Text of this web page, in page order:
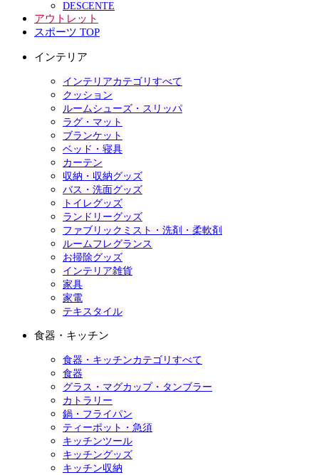
DESCENTE
アウトレット
スポーツ TOP
インテリア
インテリアカテゴリすべて
クッション
ルームシューズ・スリッパ
ラグ・マット
ブランケット
ベッド・寝具
カーテン
収納・収納グッズ
バス・洗面グッズ
トイレグッズ
ランドリーグッズ
ファブリックミスト・洗剤・柔軟剤
ルームフレグランス
お掃除グッズ
インテリア雑貨
家具
家電
テキスタイル
食器・キッチン
食器・キッチンカテゴリすべて
食器
グラス・マグカップ・タンブラー
カトラリー
鍋・フライパン
ティーポット・急須
キッチンツール
キッチングッズ
キッチン収納